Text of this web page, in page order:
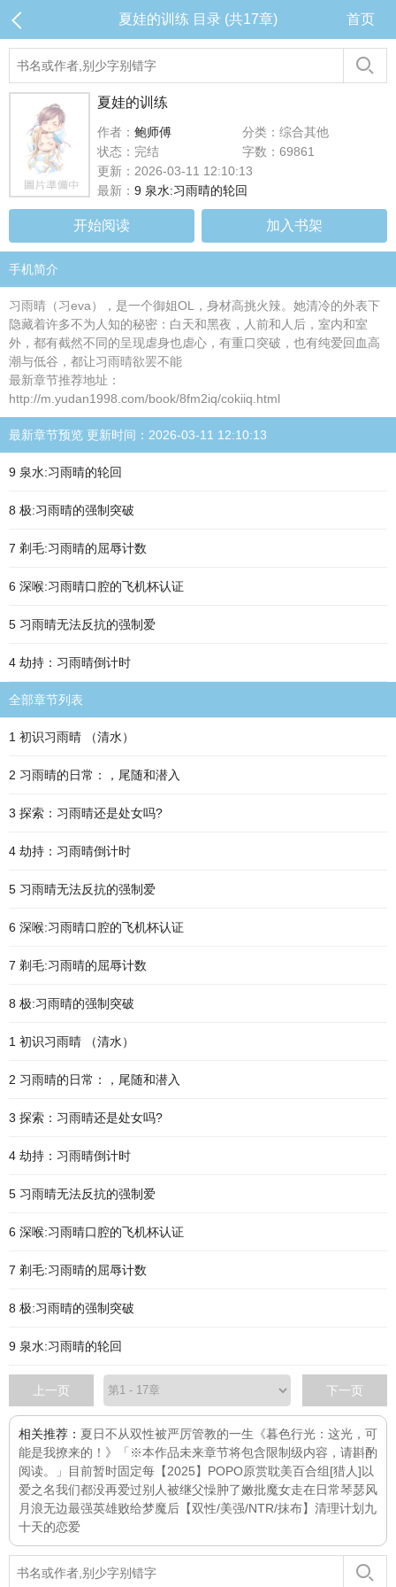
夏娃的训练 目录 (共17章) 首页
夏娃的训练
作者： 鲍师傅
分类：综合其他
状态：完结
字数：69861
更新：2026-03-11 12:10:13
最新： 9 泉水:习雨晴的轮回
开始阅读 加入书架
手机简介
习雨晴（习eva），是一个御姐OL，身材高挑火辣。她清冷的外表下
隐藏着许多不为人知的秘密：白天和黑夜，人前和人后，室内和室
外，都有截然不同的呈现虐身也虐心，有重口突破，也有纯爱回血高
潮与低谷，都让习雨晴欲罢不能
最新章节推荐地址：
http://m.yudan1998.com/book/8fm2iq/cokiiq.html
最新章节预览 更新时间：2026-03-11 12:10:13
9 泉水:习雨晴的轮回
8 极:习雨晴的强制突破
7 剃毛:习雨晴的屈辱计数
6 深喉:习雨晴口腔的飞机杯认证
5 习雨晴无法反抗的强制爱
4 劫持：习雨晴倒计时
全部章节列表
1 初识习雨晴 （清水）
2 习雨晴的日常：，尾随和潜入
3 探索：习雨晴还是处女吗?
4 劫持：习雨晴倒计时
5 习雨晴无法反抗的强制爱
6 深喉:习雨晴口腔的飞机杯认证
7 剃毛:习雨晴的屈辱计数
8 极:习雨晴的强制突破
1 初识习雨晴 （清水）
2 习雨晴的日常：，尾随和潜入
3 探索：习雨晴还是处女吗?
4 劫持：习雨晴倒计时
5 习雨晴无法反抗的强制爱
6 深喉:习雨晴口腔的飞机杯认证
7 剃毛:习雨晴的屈辱计数
8 极:习雨晴的强制突破
9 泉水:习雨晴的轮回
上一页 下一页
相关推荐： 夏日不从双性被严厉管教的一生 《暮色行光：这光，可
能是我撩来的！》「※本作品未来章节将包含限制级内容，请斟酌
阅读。」目前暂时固定每 【2025】POPO原赏耽美百合组[猎人]以
爱之名我们都没再爱过别人被继父懆肿了嫩批魔女走在日常琴瑟风
月浪无边最强英雄败给梦魔后【双性/美强/NTR/抹布】 清理计划 九
十天的恋爱